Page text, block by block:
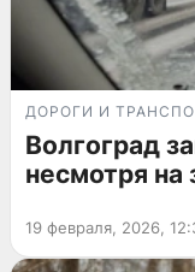
ДОРОГИ И
Волгоград
несмотря на
19 февраля, 2026,